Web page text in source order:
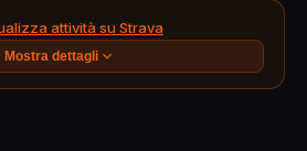
attività su Strava
Mostra dettagli